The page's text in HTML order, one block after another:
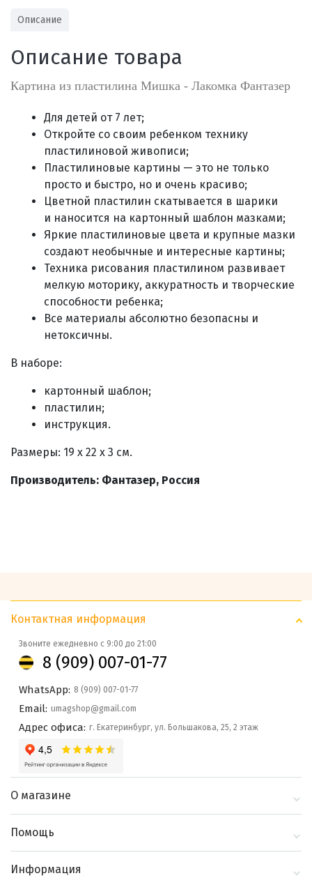
Отправляем во все регионы России
службами Пэк, Кит, Луч, Сдэк, Озон
Через СБП при получении (для
Екатеринбурга и близлежащих
городов)
Оплата по счету для юридических лиц
Описание
Описание товара
Картина из пластилина Мишка - Лакомка Фантазер
Для детей от 7 лет;
Откройте со своим ребенком технику
пластилиновой живописи;
Пластилиновые картины — это не только
просто и быстро, но и очень красиво;
Цветной пластилин скатывается в шарики
и наносится на картонный шаблон мазками;
Яркие пластилиновые цвета и крупные мазки
создают необычные и интересные картины;
Техника рисования пластилином развивает
мелкую моторику, аккуратность и творческие
способности ребенка;
Все материалы абсолютно безопасны и
нетоксичны.
В наборе:
картонный шаблон;
пластилин;
инструкция.
Размеры: 19 x 22 x 3 см.
Производитель: Фантазер, Россия
Контактная информация
Звоните ежедневно с 9:00 до 21:00
8 (909) 007-01-77
WhatsApp: 8 (909) 007-01-77
Email: umagshop@gmail.com
Адрес офиса: г. Екатеринбург, ул. Большакова, 25, 2 этаж
О магазине
Блог
Помощь
Информация